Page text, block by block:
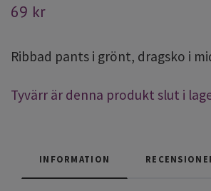
69 kr
Ribbad pants i grönt, dragsko i
Tyvärr är denna produkt slut i
INFORMATION